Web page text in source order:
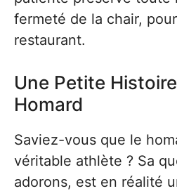
fermeté de la chair,
restaurant.
Une Petite
Homard
Saviez-vous que le
véritable athlète ? Sa
adorons, est en réalité